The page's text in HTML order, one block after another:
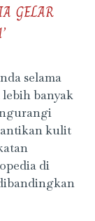
GELAR
selama
banyak
kulit
di